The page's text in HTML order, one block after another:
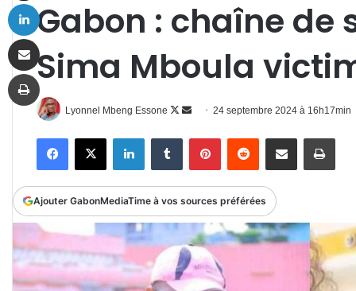
Gabon : chaîne de
Sima Mboula
Lyonnel Mbeng Essone
Follow
Envoyer
courriel
24 septembre 2024 à 16h17min
FacebookX LinkedinTumblr PinterestReddit Partager par email
Ajouter GabonMediaTime à vos sources préférées
Imprimer